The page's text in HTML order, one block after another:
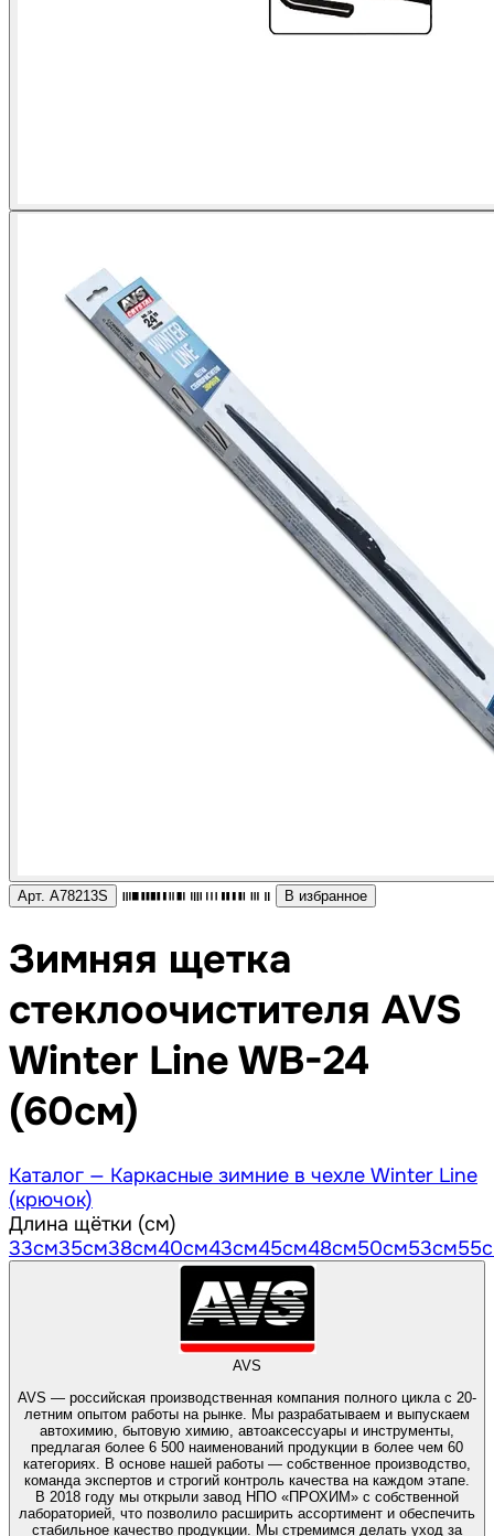
Арт. A78213S В избранное
Зимняя щетка
стеклоочистителя AVS
Winter Line WB-24
(60см)
Каталог — Каркасные зимние в чехле Winter Line
(крючок)
Длина щётки (см)
33см35см38см40см43см45см48см50см53см55
AVS
AVS — российская производственная компания полного цикла с 20-
летним опытом работы на рынке. Мы разрабатываем и выпускаем
автохимию, бытовую химию, автоаксессуары и инструменты,
предлагая более 6 500 наименований продукции в более чем 60
категориях. В основе нашей работы — собственное производство,
команда экспертов и строгий контроль качества на каждом этапе.
В 2018 году мы открыли завод НПО «ПРОХИМ» с собственной
лабораторией, что позволило расширить ассортимент и обеспечить
стабильное качество продукции. Мы стремимся делать уход за